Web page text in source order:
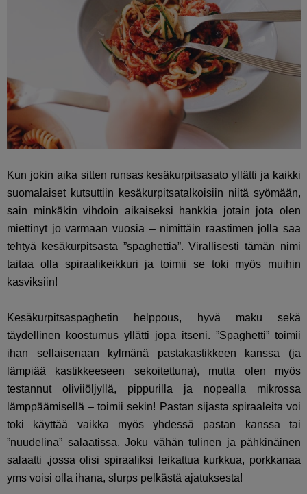
Kun jokin aika sitten runsas kesäkurpitsasato yllätti ja kaikki
suomalaiset kutsuttiin kesäkurpitsatalkoisiin niitä syömään,
sain minkäkin vihdoin aikaiseksi hankkia jotain jota olen
miettinyt jo varmaan vuosia – nimittäin raastimen jolla saa
tehtyä kesäkurpitsasta ”spaghettia”. Virallisesti tämän nimi
taitaa olla spiraalikeikkuri ja toimii se toki myös muihin
kasviksiin!
Kesäkurpitsaspaghetin helppous, hyvä maku sekä
täydellinen koostumus yllätti jopa itseni. ”Spaghetti” toimii
ihan sellaisenaan kylmänä pastakastikkeen kanssa (ja
lämpiää kastikkeeseen sekoitettuna), mutta olen myös
testannut oliviiöljyllä, pippurilla ja nopealla mikrossa
lämppäämisellä – toimii sekin! Pastan sijasta spiraaleita voi
toki käyttää vaikka myös yhdessä pastan kanssa tai
”nuudelina” salaatissa. Joku vähän tulinen ja pähkinäinen
salaatti ,jossa olisi spiraaliksi leikattua kurkkua, porkkanaa
yms voisi olla ihana, slurps pelkästä ajatuksesta!